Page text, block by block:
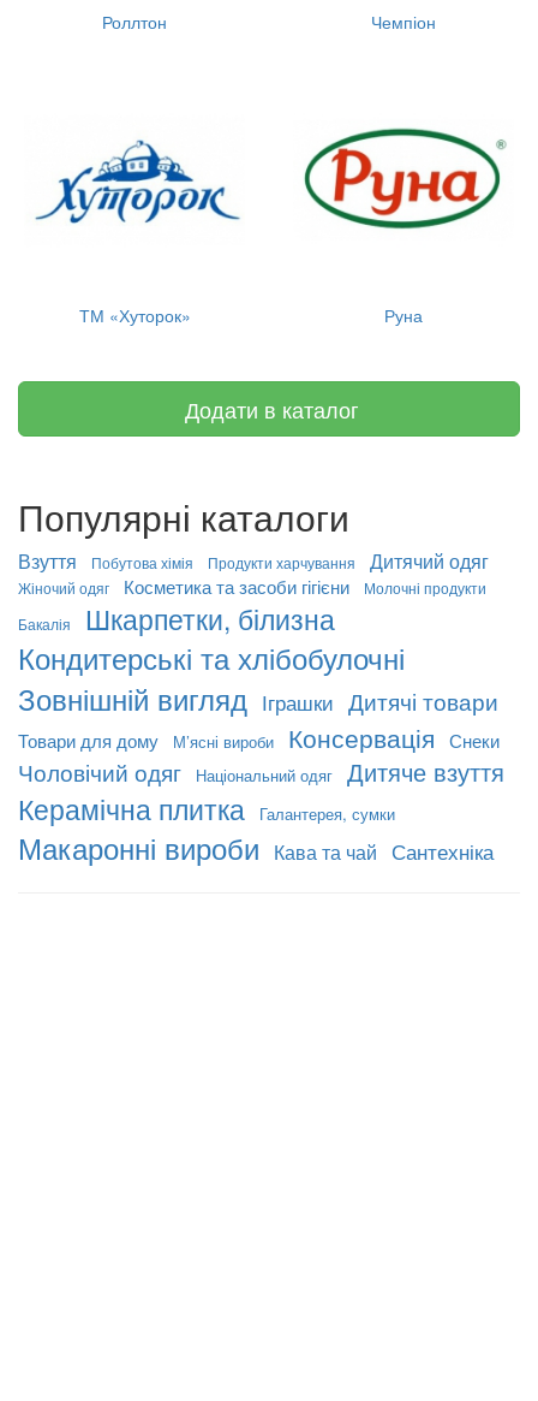
Роллтон Чемпіон
ТМ «Хуторок» Руна
Додати в каталог
Популярні каталоги
Взуття Побутова хімія Продукти харчування Дитячий одяг
Жіночий одяг Косметика та засоби гігієни
Молочні продукти
Бакалія
Шкарпетки, білизна
Кондитерські та хлібобулочні
Зовнішній вигляд Іграшки Дитячі товари
Товари для дому М’ясні вироби Консервація Снеки
Чоловічий одяг Національний одяг Дитяче взуття
Керамічна плитка Галантерея, сумки
Макаронні вироби Кава та чай Сантехніка